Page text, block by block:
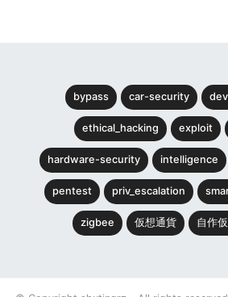
bypass car-security
ethical_hacking exploit
hardware-security intelligence
pentest priv_escalation
zigbee 仮想通貨 自作